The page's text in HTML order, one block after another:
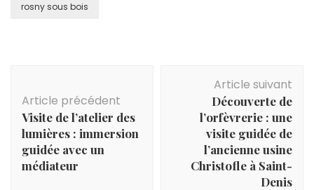
rosny sous bois
d'article
Article précédent
Visite de l’atelier des
lumières : immersion
guidée avec un
médiateur
Article suivant
Découverte de
l’orfèvrerie : une
visite guidée de
l’ancienne usine
Christofle à Saint-
Denis